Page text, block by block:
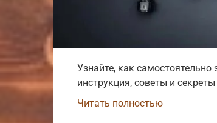
Узнайте, как
инструкция, советы и
Читать полностью